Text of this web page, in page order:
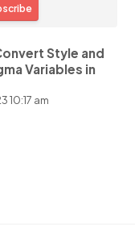
Style and
Variables in
10:17 am